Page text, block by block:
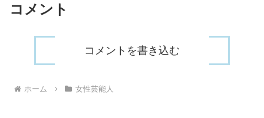
コメント
コメントを書き込む
ホーム 女性芸能人